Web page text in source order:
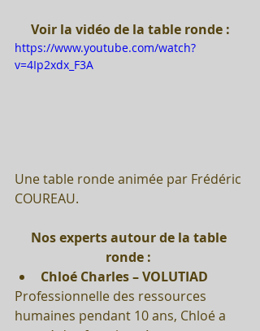
Voir la vidéo de la table ronde :
https://www.youtube.com/watch?
v=4Ip2xdx_F3A
Une table ronde animée par Frédéric
COUREAU.
Nos experts autour de la table
ronde :
Chloé Charles – VOLUTIAD
Professionnelle des ressources
humaines pendant 10 ans, Chloé a